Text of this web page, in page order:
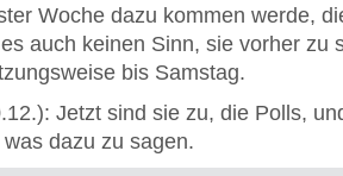
Woche dazu kommen werde,
auch keinen Sinn, sie vorher zu
bis Samstag.
Jetzt sind sie zu, die Polls,
dazu zu sagen.